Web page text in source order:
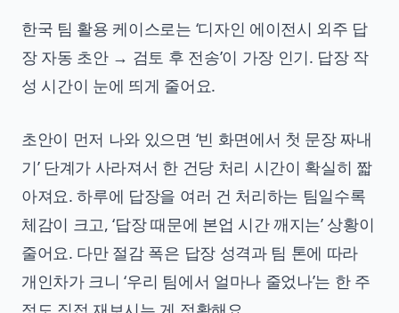
한국 팀 활용 케이스로는 ‘디자인 에이전시 외주 답
장 자동 초안 → 검토 후 전송’이 가장 인기. 답장 작
성 시간이 눈에 띄게 줄어요.
초안이 먼저 나와 있으면 ‘빈 화면에서 첫 문장 짜내
기’ 단계가 사라져서 한 건당 처리 시간이 확실히 짧
아져요. 하루에 답장을 여러 건 처리하는 팀일수록
체감이 크고, ‘답장 때문에 본업 시간 깨지는’ 상황이
줄어요. 다만 절감 폭은 답장 성격과 팀 톤에 따라
개인차가 크니 ‘우리 팀에서 얼마나 줄었나’는 한 주